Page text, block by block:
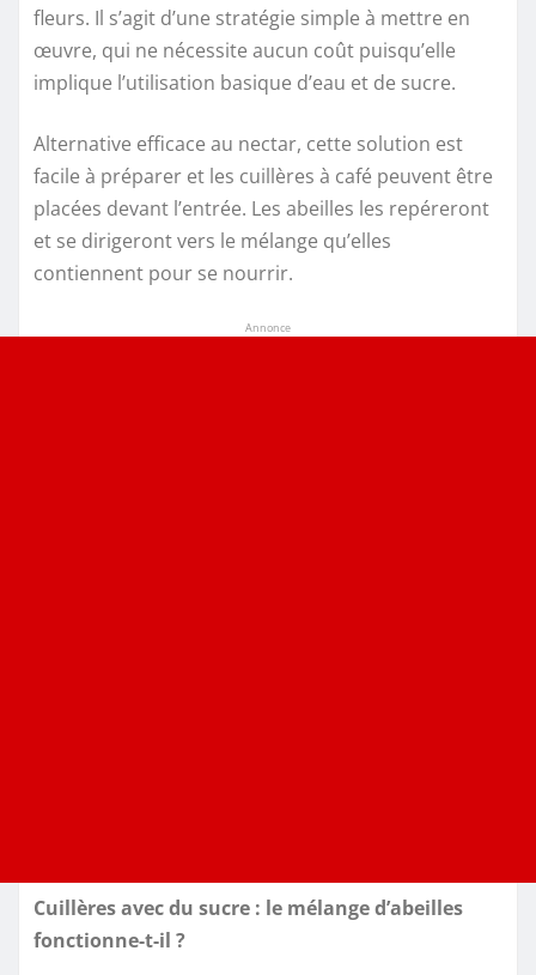
fleurs. Il s’agit d’une stratégie simple à mettre en
œuvre, qui ne nécessite aucun coût puisqu’elle
implique l’utilisation basique d’eau et de sucre.
Alternative efficace au nectar, cette solution est
facile à préparer et les cuillères à café peuvent être
placées devant l’entrée. Les abeilles les repéreront
et se dirigeront vers le mélange qu’elles
contiennent pour se nourrir.
Annonce
Cuillères avec du sucre : le mélange d’abeilles
fonctionne-t-il ?